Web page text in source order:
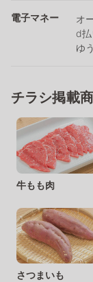
電子マネー
オ
d
ゆ
チラシ掲載
牛もも肉
さつまいも